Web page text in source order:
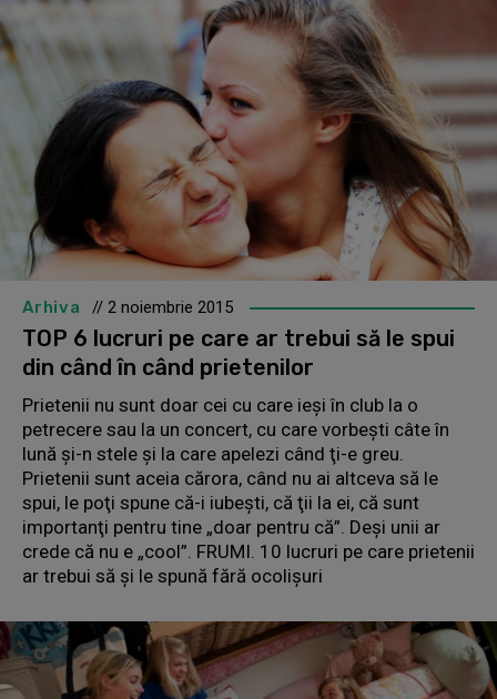
Arhiva // 2 noiembrie 2015
TOP 6 lucruri pe care ar trebui să le spui
din când în când prietenilor
Prietenii nu sunt doar cei cu care ieşi în club la o
petrecere sau la un concert, cu care vorbeşti câte în
lună şi-n stele şi la care apelezi când ţi-e greu.
Prietenii sunt aceia cărora, când nu ai altceva să le
spui, le poţi spune că-i iubeşti, că ţii la ei, că sunt
importanţi pentru tine „doar pentru că”. Deşi unii ar
crede că nu e „cool”. FRUMI. 10 lucruri pe care prietenii
ar trebui să şi le spună fără ocolişuri